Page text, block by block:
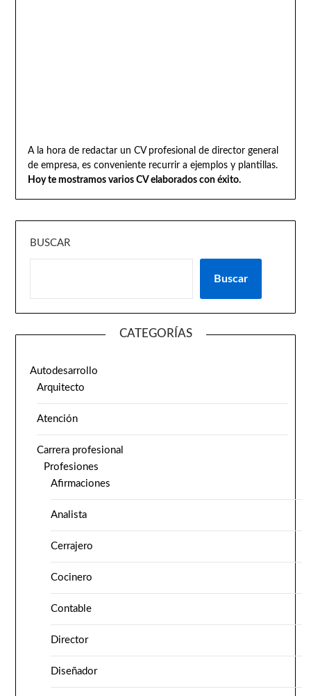
A la hora de redactar un CV profesional de director general
de empresa, es conveniente recurrir a ejemplos y plantillas.
Hoy te mostramos varios CV elaborados con éxito.
BUSCAR
Buscar
CATEGORÍAS
Autodesarrollo
Arquitecto
Atención
Carrera profesional
Profesiones
Afirmaciones
Analista
Cerrajero
Cocinero
Contable
Director
Diseñador